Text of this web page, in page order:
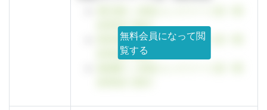
鉄骨造で探す
新宿区 × 鉄筋コンクリート造一部
鉄骨造で探す
無料会員になって閲
覧する